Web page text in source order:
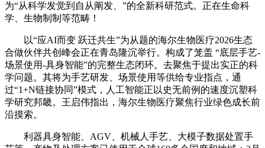
为“从科学发觉到自从阐发、”的全新科研范式。正在生命科
学、生物制制等范畴！
以“应AI而变 跃迁共生”为从题的海尔生物医疗2026生态
合做伙伴共创峰会正在青岛隆沉举行。构成了笼盖 “底层手艺-
场景使用-具身智能”的完整生态闭环。去聚焦于提出实正的科
学问题。其将为手艺研发、场景使用等供给专业指点，通
过“1+N链接协同”模式，人工智能正以史无前例的速度沉塑科
学研究邦畿。王启伟指出，海尔生物医疗聚焦行业绿色成长前
沿摸索。
利器具身智能、AGV、机械人手艺、大模子数据处置手